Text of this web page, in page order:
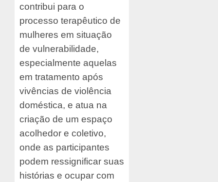
contribui para o
processo terapêutico de
mulheres em situação
de vulnerabilidade,
especialmente aquelas
em tratamento após
vivências de violência
doméstica, e atua na
criação de um espaço
acolhedor e coletivo,
onde as participantes
podem ressignificar suas
histórias e ocupar com